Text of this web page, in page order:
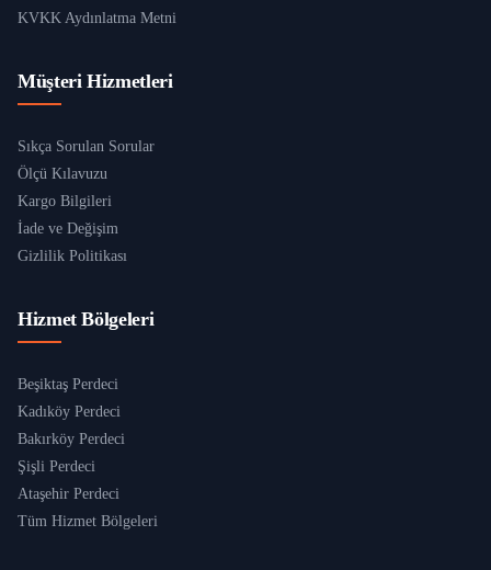
KVKK Aydınlatma Metni
Müşteri Hizmetleri
Sıkça Sorulan Sorular
Ölçü Kılavuzu
Kargo Bilgileri
İade ve Değişim
Gizlilik Politikası
Hizmet Bölgeleri
Beşiktaş Perdeci
Kadıköy Perdeci
Bakırköy Perdeci
Şişli Perdeci
Ataşehir Perdeci
Tüm Hizmet Bölgeleri